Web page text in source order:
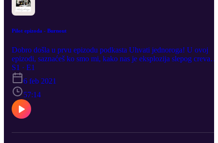
Pilot epizoda - Burnout
Dobro došla u prvu epizodu podkasta Uhvati jednoroga! U ovoj
epizodi, saznaćeš ko smo mi, kako nas je eksplozija slepog creva
dovela do ovog podkasta, i zašto si stalno pod stresom.
S1 · E1
6 feb 2021
57:14